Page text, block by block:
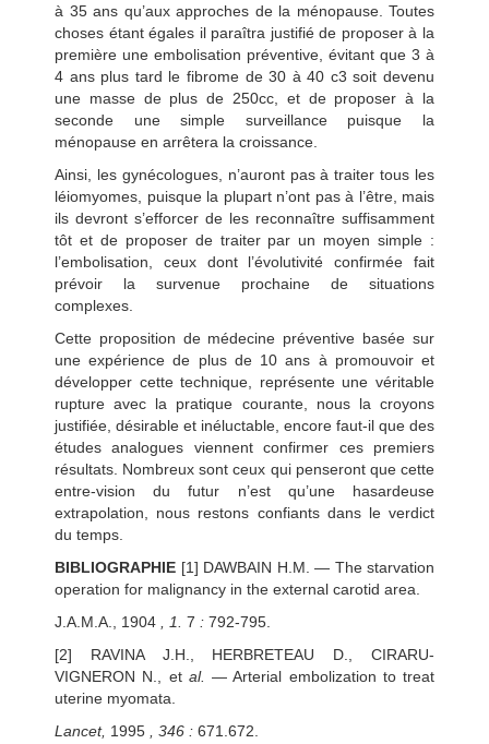
à 35 ans qu’aux approches de la ménopause. Toutes
choses étant égales il paraîtra justifié de proposer à la
première une embolisation préventive, évitant que 3 à
4 ans plus tard le fibrome de 30 à 40 c3 soit devenu
une masse de plus de 250cc, et de proposer à la
seconde une simple surveillance puisque la
ménopause en arrêtera la croissance.
Ainsi, les gynécologues, n’auront pas à traiter tous les
léiomyomes, puisque la plupart n’ont pas à l’être, mais
ils devront s’efforcer de les reconnaître suffisamment
tôt et de proposer de traiter par un moyen simple :
l’embolisation, ceux dont l’évolutivité confirmée fait
prévoir la survenue prochaine de situations
complexes.
Cette proposition de médecine préventive basée sur
une expérience de plus de 10 ans à promouvoir et
développer cette technique, représente une véritable
rupture avec la pratique courante, nous la croyons
justifiée, désirable et inéluctable, encore faut-il que des
études analogues viennent confirmer ces premiers
résultats. Nombreux sont ceux qui penseront que cette
entre-vision du futur n’est qu’une hasardeuse
extrapolation, nous restons confiants dans le verdict
du temps.
BIBLIOGRAPHIE [1] DAWBAIN H.M. — The starvation
operation for malignancy in the external carotid area.
J.A.M.A., 1904 , 1. 7 : 792-795.
[2] RAVINA J.H., HERBRETEAU D., CIRARU-
VIGNERON N., et al. — Arterial embolization to treat
uterine myomata.
Lancet, 1995 , 346 : 671.672.